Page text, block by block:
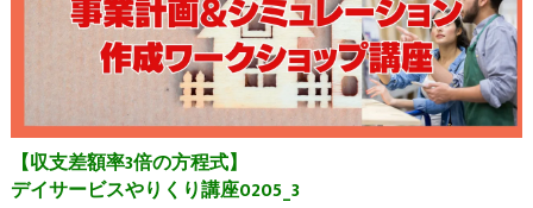
【収支差額率3倍の方程式】
デイサービスやりくり講座0205_3